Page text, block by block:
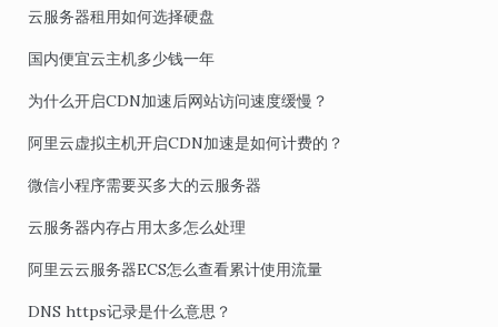
云服务器租用如何选择硬盘
国内便宜云主机多少钱一年
为什么开启CDN加速后网站访问速度缓慢？
阿里云虚拟主机开启CDN加速是如何计费的？
微信小程序需要买多大的云服务器
云服务器内存占用太多怎么处理
阿里云云服务器ECS怎么查看累计使用流量
DNS https记录是什么意思？